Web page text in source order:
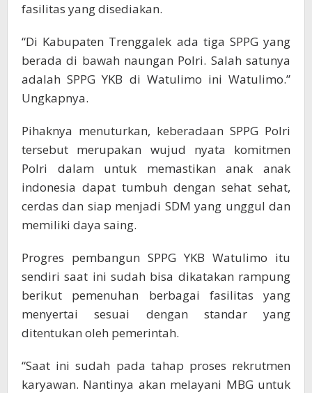
fasilitas yang disediakan.
“Di Kabupaten Trenggalek ada tiga SPPG yang
berada di bawah naungan Polri. Salah satunya
adalah SPPG YKB di Watulimo ini Watulimo.”
Ungkapnya.
Pihaknya menuturkan, keberadaan SPPG Polri
tersebut merupakan wujud nyata komitmen
Polri dalam untuk memastikan anak anak
indonesia dapat tumbuh dengan sehat sehat,
cerdas dan siap menjadi SDM yang unggul dan
memiliki daya saing.
Progres pembangun SPPG YKB Watulimo itu
sendiri saat ini sudah bisa dikatakan rampung
berikut pemenuhan berbagai fasilitas yang
menyertai sesuai dengan standar yang
ditentukan oleh pemerintah.
“Saat ini sudah pada tahap proses rekrutmen
karyawan. Nantinya akan melayani MBG untuk